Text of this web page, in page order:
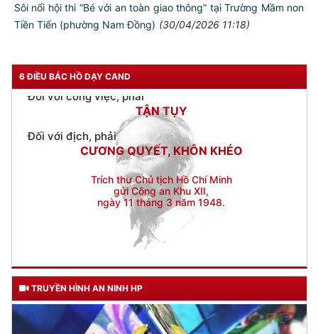
Sôi nổi hội thi “Bé với an toàn giao thông” tại Trường Mầm non
Tiền Tiến (phường Nam Đồng) (30/04/2026 11:18)
6 ĐIỀU BÁC HỒ DẠY CAND
Đối với nhân dân, phải
KÍNH TRỌNG LỄ PHÉP
Đối với địch, phải
CƯƠNG QUYẾT, KHÔN KHÉO
Trích thư Chủ tịch Hồ Chí Minh
gửi Công an Khu XII,
ngày 11 tháng 3 năm 1948.
TRUYỀN HÌNH AN NINH HP